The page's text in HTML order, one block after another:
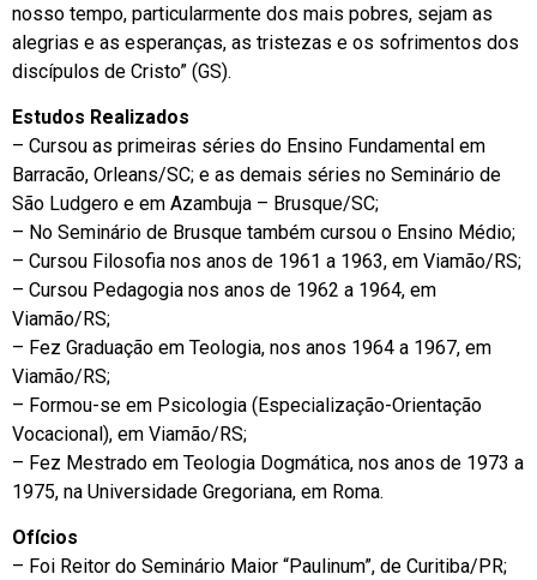
nosso tempo, particularmente dos mais pobres, sejam as
alegrias e as esperanças, as tristezas e os sofrimentos dos
discípulos de Cristo” (GS).
Estudos Realizados
– Cursou as primeiras séries do Ensino Fundamental em
Barracão, Orleans/SC; e as demais séries no Seminário de
São Ludgero e em Azambuja – Brusque/SC;
– No Seminário de Brusque também cursou o Ensino Médio;
– Cursou Filosofia nos anos de 1961 a 1963, em Viamão/RS;
– Cursou Pedagogia nos anos de 1962 a 1964, em
Viamão/RS;
– Fez Graduação em Teologia, nos anos 1964 a 1967, em
Viamão/RS;
– Formou-se em Psicologia (Especialização-Orientação
Vocacional), em Viamão/RS;
– Fez Mestrado em Teologia Dogmática, nos anos de 1973 a
1975, na Universidade Gregoriana, em Roma.
Ofícios
– Foi Reitor do Seminário Maior “Paulinum”, de Curitiba/PR;